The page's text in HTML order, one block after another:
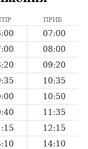
ПРИБ
07:00
08:00
09:20
10:35
10:50
11:35
12:15
14:10